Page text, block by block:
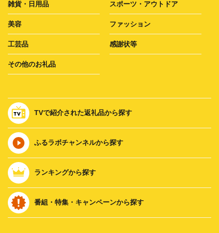
雑貨・日用品 スポーツ・アウトドア
美容 ファッション
工芸品 感謝状等
その他のお礼品
TVで紹介された返礼品から探す
ふるラボチャンネルから探す
ランキングから探す
番組・特集・キャンペーンから探す